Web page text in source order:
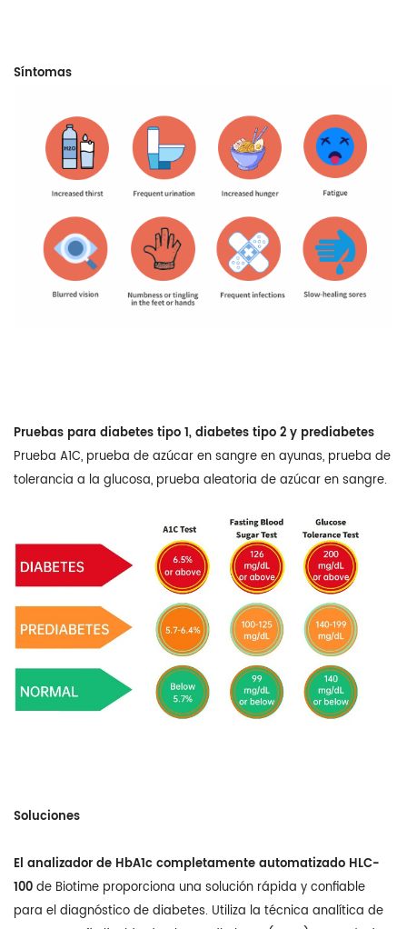
Síntomas
Pruebas para diabetes tipo 1, diabetes tipo 2 y prediabetes
Prueba A1C, prueba de azúcar en sangre en ayunas, prueba de
tolerancia a la glucosa, prueba aleatoria de azúcar en sangre.
Soluciones
El analizador de HbA1c completamente automatizado HLC-
100de Biotime proporciona una solución rápida y confiable
para el diagnóstico de diabetes. Utiliza la técnica analítica de